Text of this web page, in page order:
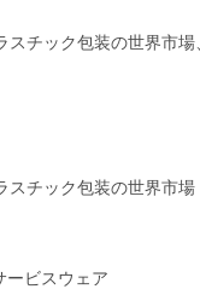
スチック包装の世界市
スチック包装の世界市場
ービスウェア